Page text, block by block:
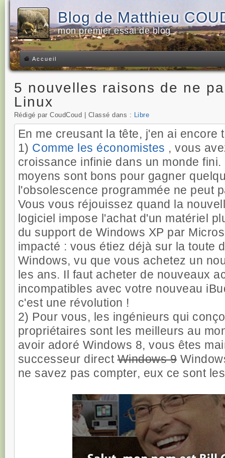
Blog de Matthieu
mon premier essai de blog
Accueil
5 nouvelles raisons de ne
Linux
Rédigé par CoudCoud | Classé dans : Libre
En me creusant la tête, j'en ai encore
1) Comme les économistes , vous
croissance infinie dans un monde
moyens sont bons pour gagner
l'obsolescence programmée ne peut
Vous vous réjouissez quand la
logiciel impose l'achat d'un matériel
du support de Windows XP par
impacté : vous étiez déjà sur la toute
Windows, vu que vous achetez un
les ans. Il faut acheter de nouveaux
incompatibles avec votre nouveau
c'est une révolution !
2) Pour vous, les ingénieurs qui
propriétaires sont les meilleurs au
avoir adoré Windows 8, vous êtes
successeur directWindows 9
ne savez pas compter, eux ce sont